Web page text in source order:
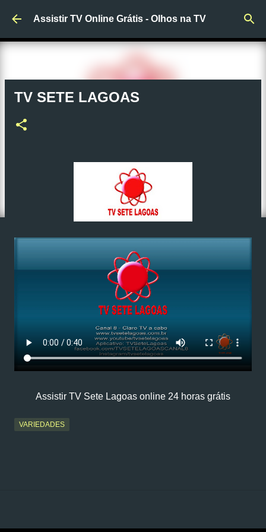
Pular para o conteúdo principal
Assistir TV Online Grátis - Olhos na TV
TV SETE LAGOAS
Assistir TV Sete Lagoas online 24 horas grátis
VARIEDADES